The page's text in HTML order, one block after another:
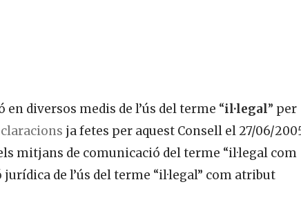
diversos medis de l’ús del terme “il·legal” per
ja fetes per aquest Consell el 27/06/
mitjans de comunicació del terme “il·legal com
de l’ús del terme “il·legal” com atribut